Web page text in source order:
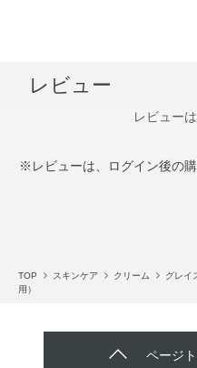
レビュー
レビュー
※レビューは、ログイン後の
TOP スキンケア クリーム
グレイ
用）
ページ